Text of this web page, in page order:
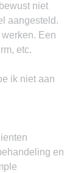
niet
aangesteld.
Een
etc.
ik niet aan
en